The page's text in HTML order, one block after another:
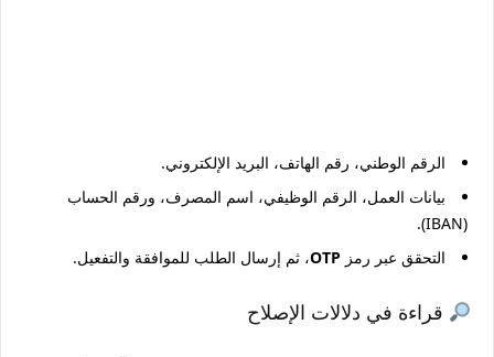
الرقم الوطني، رقم الهاتف، البريد الإلكتروني.
بيانات العمل، الرقم الوظيفي، اسم المصرف، ورقم الحساب
(IBAN).
التحقق عبر رمز OTP، ثم إرسال الطلب للموافقة والتفعيل.
قراءة في دلالات الإصلاح